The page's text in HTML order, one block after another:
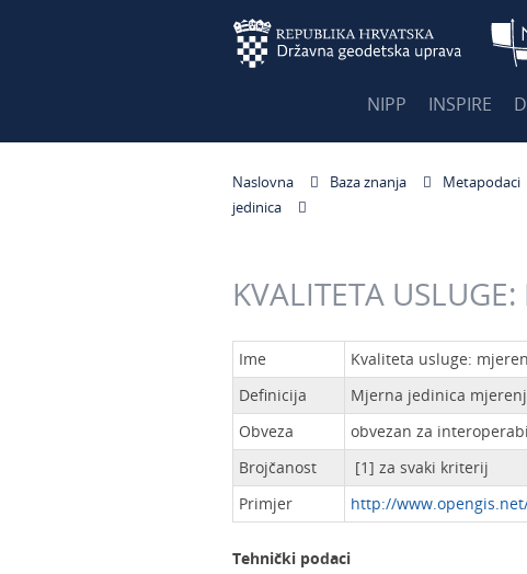
NIPP INSPIRE
Naslovna Baza znanja Metapodaci
jedinica
KVALITETA USLUGE:
Ime
Kvaliteta usluge:
Definicija
Mjerna jedinica
Obveza
obvezan za
Brojčanost
[1] za svaki kriterij
Primjer
http://
Tehnički podaci